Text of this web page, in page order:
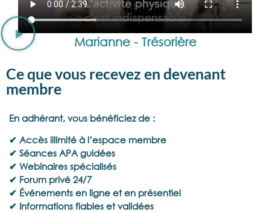
Marianne - Trésorière
Ce que vous recevez en devenant
membre
En adhérant, vous bénéficiez de :
✔ Accès illimité à l’espace membre
✔ Séances APA guidées
✔ Webinaires spécialisés
✔ Forum privé 24/7
✔ Événements en ligne et en présentiel
✔ Informations fiables et validées